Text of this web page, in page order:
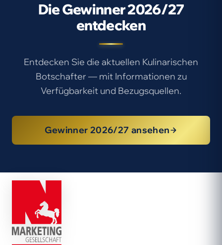
Die Gewinner 2026/27
entdecken
Entdecken Sie die aktuellen Kulinarischen
Botschafter — mit Informationen zu
Verfügbarkeit und Bezugsquellen.
Gewinner 2026/27 ansehen